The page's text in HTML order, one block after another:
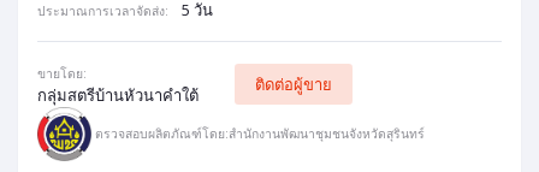
ประมาณการเวลาจัดส่ง: 5 วัน
ขายโดย:
กลุ่มสตรีบ้านหัวนาคำใต้
ติดต่อผู้ขาย
ตรวจสอบผลิตภัณฑ์โดย:สำนักงานพัฒนาชุมชนจังหวัดสุรินทร์